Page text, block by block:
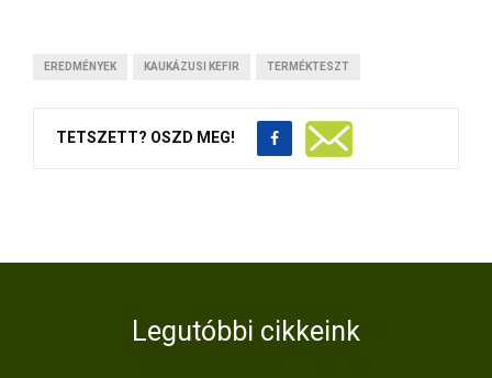
EREDMÉNYEK KAUKÁZUSI KEFIR TERMÉKTESZT
TETSZETT? OSZD MEG!
Legutóbbi cikkeink